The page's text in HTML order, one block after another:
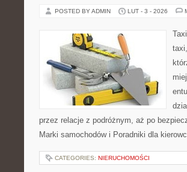
POSTED BY ADMIN LUT - 3 - 2026
przez relacje z podróżnym, aż po
Marki samochodów i Poradniki dla
CATEGORIES: NIERUCHOMOŚCI